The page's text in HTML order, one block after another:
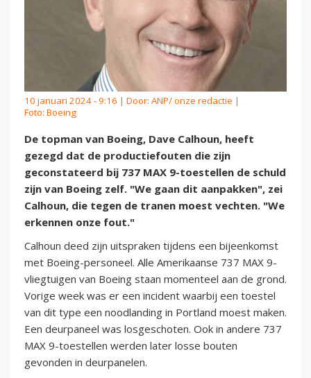
10 januari 2024 - 9:16 | Door: ANP/ onze redactie |
Foto: Boeing
De topman van Boeing, Dave Calhoun, heeft
gezegd dat de productiefouten die zijn
geconstateerd bij 737 MAX 9-toestellen de schuld
zijn van Boeing zelf. "We gaan dit aanpakken", zei
Calhoun, die tegen de tranen moest vechten. "We
erkennen onze fout."
Calhoun deed zijn uitspraken tijdens een bijeenkomst
met Boeing-personeel. Alle Amerikaanse 737 MAX 9-
vliegtuigen van Boeing staan momenteel aan de grond.
Vorige week was er een incident waarbij een toestel
van dit type een noodlanding in Portland moest maken.
Een deurpaneel was losgeschoten. Ook in andere 737
MAX 9-toestellen werden later losse bouten
gevonden in deurpanelen.